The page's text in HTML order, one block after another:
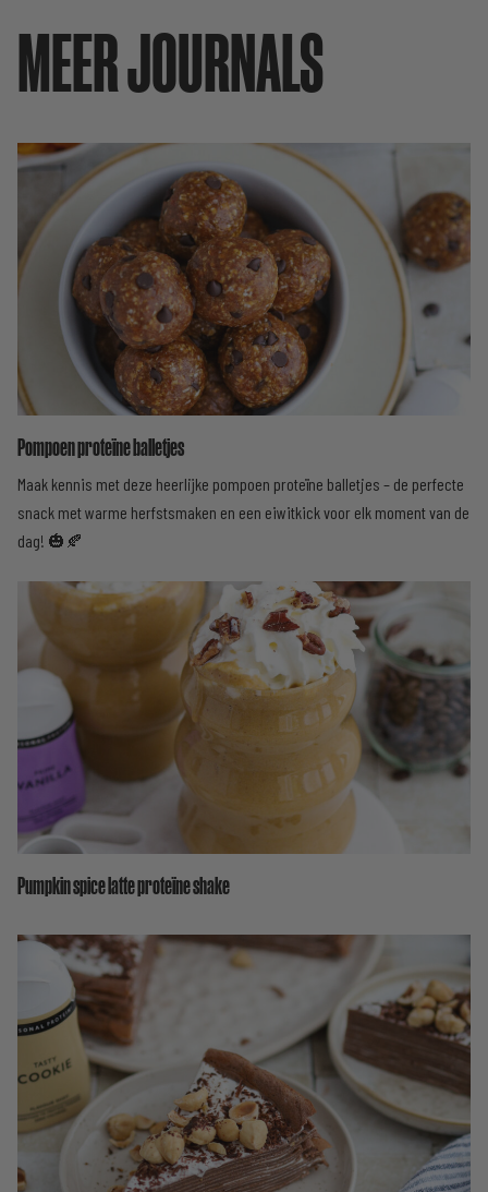
MEER JOURNALS
Pompoen proteïne balletjes
Maak kennis met deze heerlijke pompoen proteïne balletjes – de perfecte
snack met warme herfstsmaken en een eiwitkick voor elk moment van de
dag! 🎃🍂
Pumpkin spice latte proteïne shake